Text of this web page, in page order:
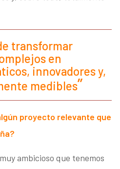
transformar
en
innovadores y,
medibles
proyecto relevante que
ambicioso que tenemos